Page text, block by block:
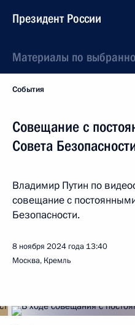
Президент России
Материалы по
События
Совещание с
Совета
Владимир Путин по
совещание с
Безопасности.
8 ноября 2024 года 13:40
Москва, Кремль